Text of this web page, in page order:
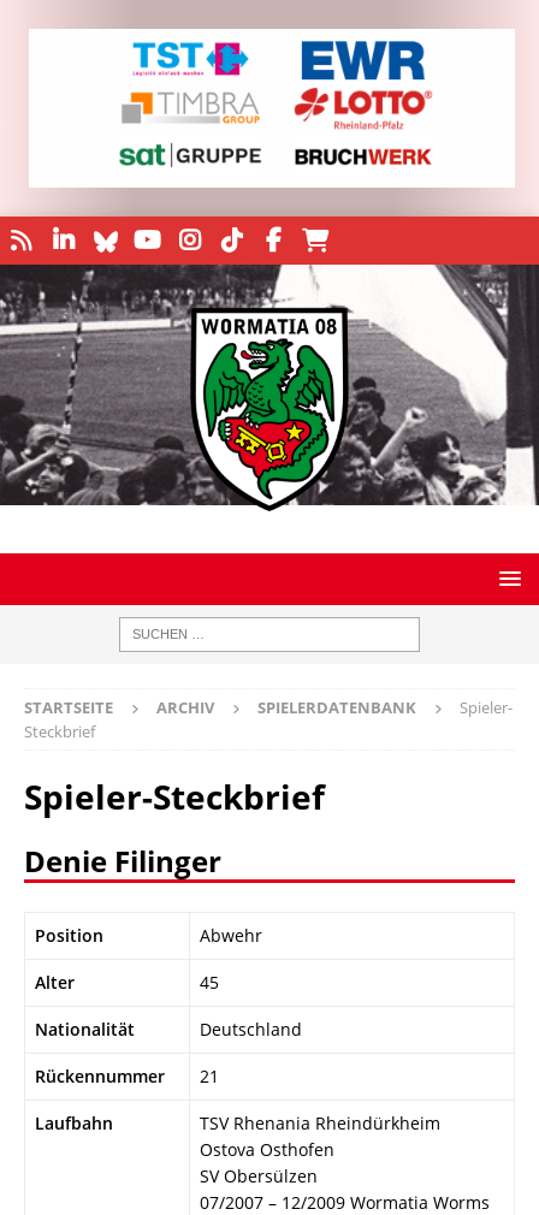
STARTSEITE ARCHIV SPIELERDATENBANK
Spieler-
Steckbrief
Spieler-Steckbrief
Denie Filinger
Position Abwehr
Alter 45
Nationalität Deutschland
Rückennummer 21
Laufbahn
TSV Rhenania Rheindürkheim
Ostova Osthofen
SV Obersülzen
07/2007 – 12/2009 Wormatia Worms